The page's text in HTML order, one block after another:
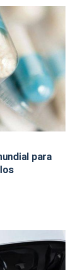
para